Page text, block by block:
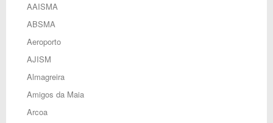
AAISMA
ABSMA
Aeroporto
AJISM
Almagreira
Amigos da Maia
Arcoa